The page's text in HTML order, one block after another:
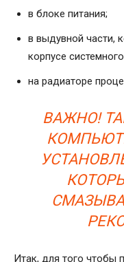
в блоке питания;
в выдувной части,
корпусе
на радиаторе
ВАЖНО!
Итак, для того чтобы